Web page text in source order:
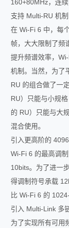
160+80MHz，连
支持 Multi-RU 机制
在 Wi-Fi 6 中，每
帧，大大限制了频
提升频谱效率，
机制。当然，为了
RU 的组合做了一
RU）只能与小规
的 RU）只能与大
混合使用。
引入更高阶的
Wi-Fi 6 的最高调
10bits。为了进一
得调制符号承载
比 Wi-Fi 6 的
引入 Multi-Link 多
为了实现所有可用